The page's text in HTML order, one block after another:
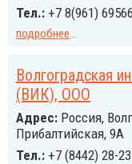
Тел.: +7 8(961)
подробнее...
Волгоградская
(ВИК), ООО
Адрес: Россия,
Прибалтийская, 9А
Тел.: +7 (8442) 28-